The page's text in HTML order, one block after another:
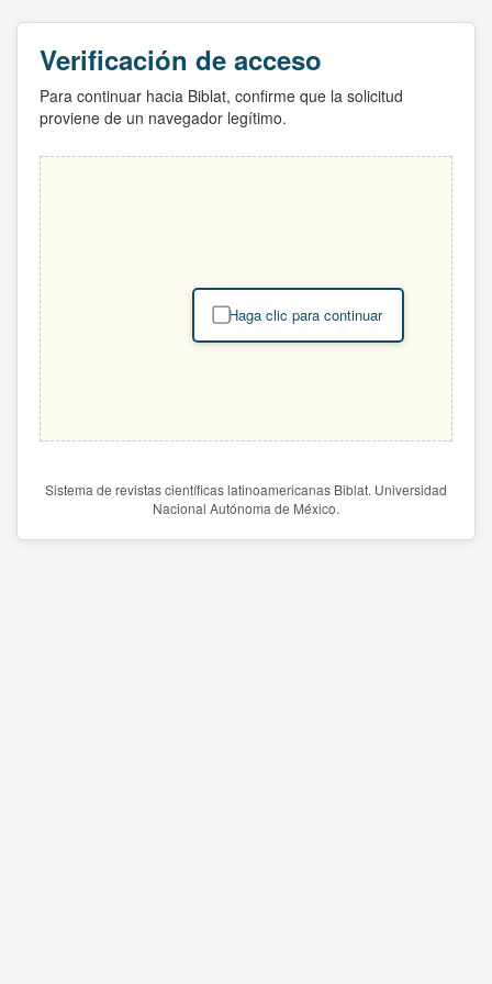
Verificación de acceso
Para continuar hacia Biblat, confirme que la solicitud
proviene de un navegador legítimo.
Haga clic para continuar
Sistema de revistas científicas latinoamericanas Biblat. Universidad
Nacional Autónoma de México.